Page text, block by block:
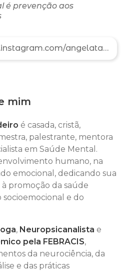
é prevenção aos
https://www.instagram.com/angelatavaresmadeirooficial/
mim
é casada, cristã,
palestrante, mentora
em Saúde Mental.
humano, na
emocional, dedicando sua
promoção da saúde
e do
, Neuropsicanalista e
pela FEBRACIS,
da neurociência, da
e das práticas